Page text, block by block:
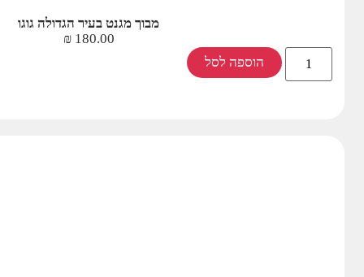
מבוך מגנט בעיר הגדולה גוגו
180.00
₪
הוספה לסל